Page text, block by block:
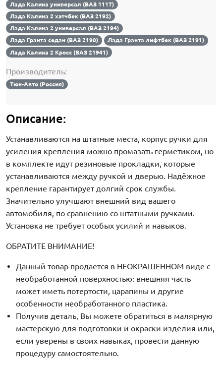
Лада Калина универсал (ВАЗ 1117)
Лада Калина 2 хэтчбек (ВАЗ 2192)
Лада Калина 2 универсал (ВАЗ 2194)
Лада Гранта седан (ВАЗ 2190)
Лада Гранта лифтбек (ВАЗ 2191)
Лада Калина 2 Кросс (ВАЗ 21941)
Производитель:
Тюн-Авто (Россия)
Описание:
Устанавливаются на штатные места, корпус ручки для
усиления крепления можно промазать герметиком, но
в комплекте идут резиновые прокладки, которые
устанавливаются между ручкой и дверью. Надёжное
крепление гарантирует долгий срок службы.
Значительно улучшают внешний вид вашего
автомобиля, по сравнению со штатными ручками.
Установка не требует особых усилий и навыков.
ОБРАТИТЕ ВНИМАНИЕ!
Данный товар продается в НЕОКРАШЕННОМ виде с
необработанной поверхностью: внешняя часть
может иметь потертости, царапины и другие
особенности необработанного пластика.
Получив деталь, Вы можете обратиться в малярную
мастерскую для подготовки и окраски изделия или,
если уверены в своих навыках, провести данную
процедуру самостоятельно.